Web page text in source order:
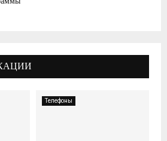
Телефоны